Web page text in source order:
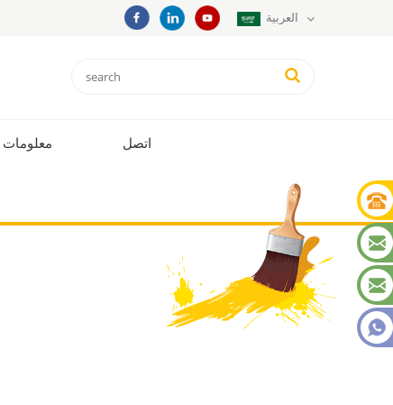
معلومات اتصل